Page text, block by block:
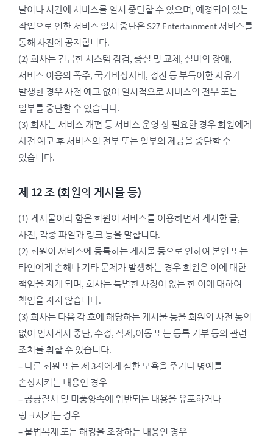
날이나 시간에 서비스를 일시 중단할 수 있으며, 예정되어 있는
작업으로 인한 서비스 일시 중단은 S27 Entertainment 서비스를
통해 사전에 공지합니다.
(2) 회사는 긴급한 시스템 점검, 증설 및 교체, 설비의 장애,
서비스 이용의 폭주, 국가비상사태, 정전 등 부득이한 사유가
발생한 경우 사전 예고 없이 일시적으로 서비스의 전부 또는
일부를 중단할 수 있습니다.
(3) 회사는 서비스 개편 등 서비스 운영 상 필요한 경우 회원에게
사전 예고 후 서비스의 전부 또는 일부의 제공을 중단할 수
있습니다.
제 12 조 (회원의 게시물 등)
(1) 게시물이라 함은 회원이 서비스를 이용하면서 게시한 글,
사진, 각종 파일과 링크 등을 말합니다.
(2) 회원이 서비스에 등록하는 게시물 등으로 인하여 본인 또는
타인에게 손해나 기타 문제가 발생하는 경우 회원은 이에 대한
책임을 지게 되며, 회사는 특별한 사정이 없는 한 이에 대하여
책임을 지지 않습니다.
(3) 회사는 다음 각 호에 해당하는 게시물 등을 회원의 사전 동의
없이 임시게시 중단, 수정, 삭제,이동 또는 등록 거부 등의 관련
조치를 취할 수 있습니다.
– 다른 회원 또는 제 3자에게 심한 모욕을 주거나 명예를
손상시키는 내용인 경우
– 공공질서 및 미풍양속에 위반되는 내용을 유포하거나
링크시키는 경우
– 불법복제 또는 해킹을 조장하는 내용인 경우